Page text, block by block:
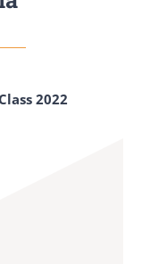
2022